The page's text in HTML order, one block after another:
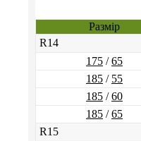
Размір
R14
175 /65
185 / 55
185 /60
185 /65
R15